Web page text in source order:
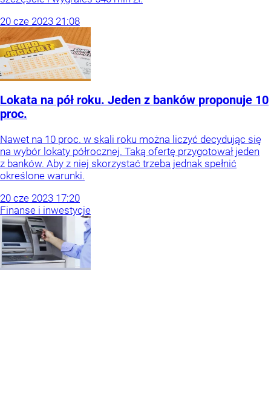
20 cze 2023 21:08
Lokata na pół roku. Jeden z banków proponuje 10
proc.
Nawet na 10 proc. w skali roku można liczyć decydując się
na wybór lokaty półrocznej. Taką ofertę przygotował jeden
z banków. Aby z niej skorzystać trzeba jednak spełnić
określone warunki.
20 cze 2023 17:20
Finanse i inwestycje